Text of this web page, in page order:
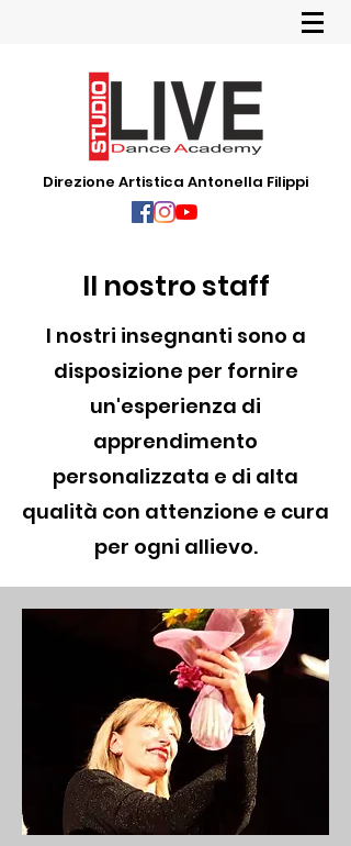
Direzione Artistica Antonella Filippi
Il nostro staff
I nostri insegnanti sono a
disposizione per fornire
un'esperienza di
apprendimento
personalizzata e di alta
qualità con attenzione e cura
per ogni allievo.